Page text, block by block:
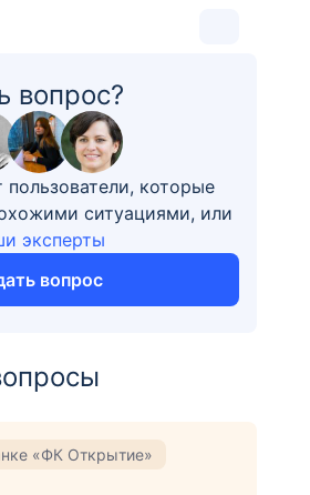
вопрос?
пользователи, которые
ситуациями, или
эксперты
вопрос
«ФК Открытие»